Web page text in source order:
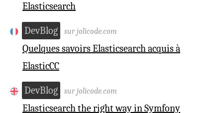
Elasticsearch
DevBlog sur jolicode.com
Quelques savoirs Elasticsearch acquis à
ElasticCC
DevBlog sur jolicode.com
Elasticsearch the right way in Symfony